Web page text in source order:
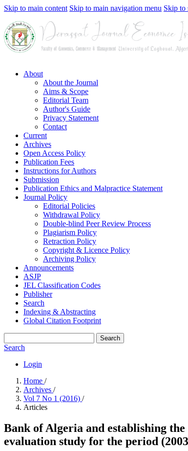
Skip to main content Skip to main navigation menu Skip to
About
About the Journal
Aims & Scope
Editorial Team
Author's Guide
Privacy Statement
Contact
Current
Archives
Open Access Policy
Publication Fees
Instructions for Authors
Submission
Publication Ethics and Malpractice Statement
Journal Policy
Editorial Policies
Withdrawal Policy
Double-blind Peer Review Process
Plagiarism Policy
Retraction Policy
Copyright & Licence Policy
Archiving Policy
Announcements
ASJP
JEL Classification Codes
Publisher
Search
Indexing & Abstracting
Global Citation Footprint
Search
Search
Login
Home /
Archives /
Vol 7 No 1 (2016) /
Articles
Bank of Algeria and establishing
evaluation study for the period